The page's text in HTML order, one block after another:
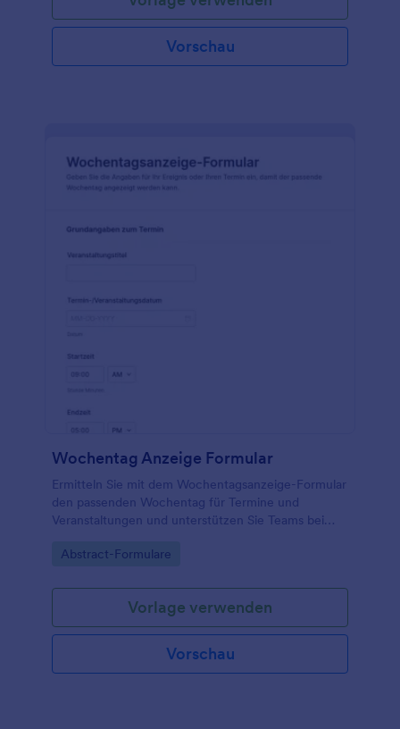
Vorschau
Wochentag Anzeige Formular
Ermitteln Sie mit dem Wochentagsanzeige-Formular
den passenden Wochentag für Termine und
Veranstaltungen und unterstützen Sie Teams bei
mit einer flexiblen Formularvorlage in Jotform.
Go to Category:
Abstract-Formulare
Vorlage verwenden
Vorschau